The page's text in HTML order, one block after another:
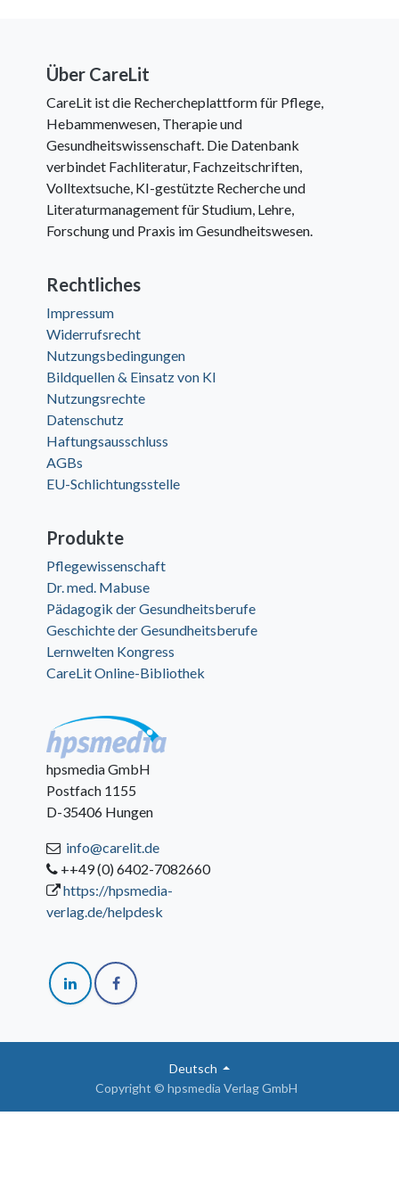
Über CareLit
CareLit ist die Rechercheplattform für Pflege,
Hebammenwesen, Therapie und
Gesundheitswissenschaft. Die Datenbank
verbindet Fachliteratur, Fachzeitschriften,
Volltextsuche, KI-gestützte Recherche und
Literaturmanagement für Studium, Lehre,
Forschung und Praxis im Gesundheitswesen.
Rechtliches
Impressum
Widerrufsrecht
Nutzungsbedingungen
Bildquellen & Einsatz von KI
Nutzungsrechte
Datenschutz
Haftungsausschluss
AGBs
EU-Schlichtungsstelle
Produkte
Pflegewissenschaft
Dr. med. Mabuse
Pädagogik der Gesundheitsberufe
Geschichte der Gesundheitsberufe
Lernwelten Kongress
CareLit Online-Bibliothek
hpsmedia GmbH
Postfach 1155
D-35406 Hungen
info@carelit.de
++49 (0) 6402-7082660
https://hpsmedia-
verlag.de/helpdesk
Copyright © hpsmedia Verlag GmbH
Deutsch